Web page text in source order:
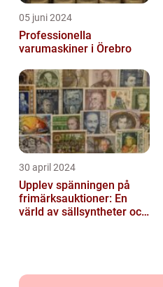
05 juni 2024
Professionella
varumaskiner i Örebro
30 april 2024
Upplev spänningen på
frimärksauktioner: En
värld av sällsyntheter och